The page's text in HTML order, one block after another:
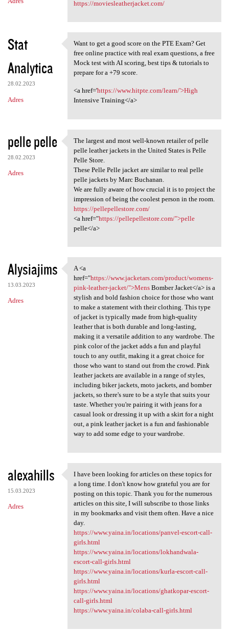
https://moviesleatherjacket.com/
Stat
Analytica
28.02.2023
Adres
Want to get a good score on
Want to get a good score on the PTE Exam? Get
free online practice with real exam questions, a free
Mock test with AI scoring, best tips & tutorials to
prepare for a +79 score.
<a href='https://www.hitpte.com/learn/'>High
Intensive Training</a>
pelle pelle
28.02.2023
Adres
The largest and most well
The largest and most well-known retailer of pelle
pelle leather jackets in the United States is Pelle
Pelle Store.
These Pelle Pelle jacket are similar to real pelle
pelle jackets by Marc Buchanan.
We are fully aware of how crucial it is to project the
impression of being the coolest person in the room.
https://pellepellestore.com/
<a href="https://pellepellestore.com/">pelle
pelle</a>
Alysiajims
13.03.2023
Adres
A <a href="https://www
A <a
href="https://www.jacketars.com/product/womens-
pink-leather-jacket/">MensBomber Jacket</a> is a
stylish and bold fashion choice for those who want
to make a statement with their clothing. This type
of jacket is typically made from high-quality
leather that is both durable and long-lasting,
making it a versatile addition to any wardrobe. The
pink color of the jacket adds a fun and playful
touch to any outfit, making it a great choice for
those who want to stand out from the crowd. Pink
leather jackets are available in a range of styles,
including biker jackets, moto jackets, and bomber
jackets, so there's sure to be a style that suits your
taste. Whether you're pairing it with jeans for a
casual look or dressing it up with a skirt for a night
out, a pink leather jacket is a fun and fashionable
way to add some edge to your wardrobe.
alexahills
15.03.2023
Adres
I have been looking for
I have been looking for articles on these topics for
a long time. I don't know how grateful you are for
posting on this topic. Thank you for the numerous
articles on this site, I will subscribe to those links
in my bookmarks and visit them often. Have a nice
day.
https://www.yaina.in/locations/panvel-escort-call-
girls.html
https://www.yaina.in/locations/lokhandwala-
escort-call-girls.html
https://www.yaina.in/locations/kurla-escort-call-
girls.html
https://www.yaina.in/locations/ghatkopar-escort-
call-girls.html
https://www.yaina.in/colaba-call-girls.html